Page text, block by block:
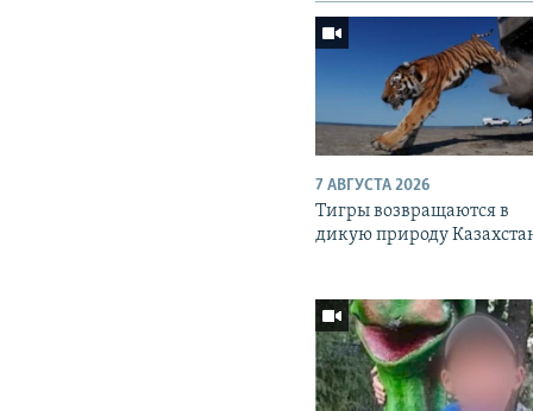
7 АВГУСТА 2026
Тигры возвращаются в
дикую природу